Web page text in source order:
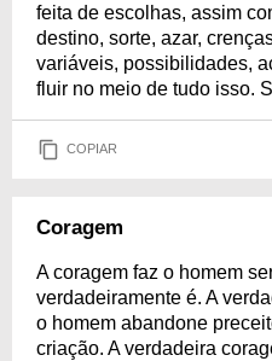
feita de escolhas, assim
destino, sorte, azar,
variáveis, possibilidades,
fluir no meio de tudo isso.
COPIAR
Coragem
A coragem faz o homem
verdadeiramente é. A
o homem abandone
criação. A verdadeira